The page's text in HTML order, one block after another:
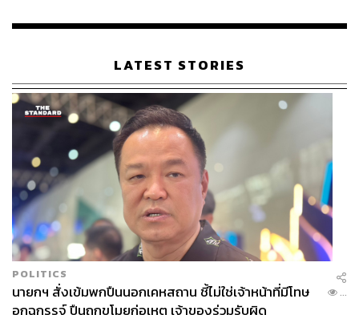
เรือนไทยที่ถูกซุกไว้
LATEST STORIES
POLITICS
นายกฯ สั่งเข้มพกปืนนอกเคหสถาน ชี้ไม่ใช่เจ้าหน้าที่มีโทษ
อุกฉกรรจ์ ปืนถูกขโมยก่อเหตุ เจ้าของร่วมรับผิด
...